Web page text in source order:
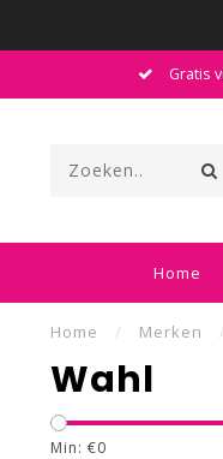
Gratis
Home
Home / Merken /
Wahl
Min: €0